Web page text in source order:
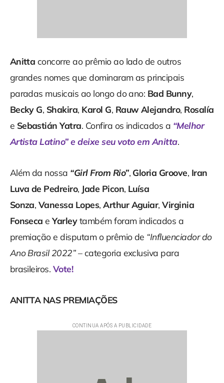
Anitta concorre ao prêmio ao lado de outros
grandes nomes que dominaram as principais
paradas musicais ao longo do ano: Bad Bunny,
Becky G, Shakira, Karol G, Rauw Alejandro, Rosalía
e Sebastián Yatra. Confira os indicados a “Melhor
Artista Latino” e deixe seu voto em Anitta.
Além da nossa “Girl From Rio”, Gloria Groove, Iran
Luva de Pedreiro, Jade Picon, Luísa
Sonza, Vanessa Lopes,Arthur Aguiar,Virginia
Fonseca eYarleytambém foram indicados a
premiação e disputam o prêmio de “Influenciador do
Ano Brasil 2022”– categoria exclusiva para
brasileiros. Vote!
ANITTA NAS PREMIAÇÕES